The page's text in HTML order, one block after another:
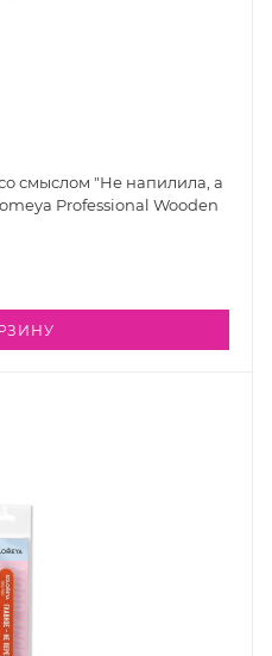
смыслом "Не напилила, а
Professional Wooden